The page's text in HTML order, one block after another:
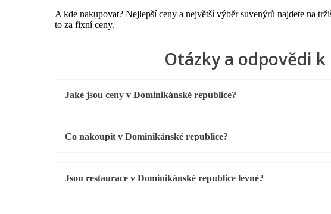
A kde nakupovat? Nejlepší ceny a největší výběr suvenýrů najdete na
to za fixní ceny.
Otázky a odpovědi
Jaké jsou ceny v Dominikánské republice?
Co nakoupit v Dominikánské republice?
Jsou restaurace v Dominikánské republice levné?